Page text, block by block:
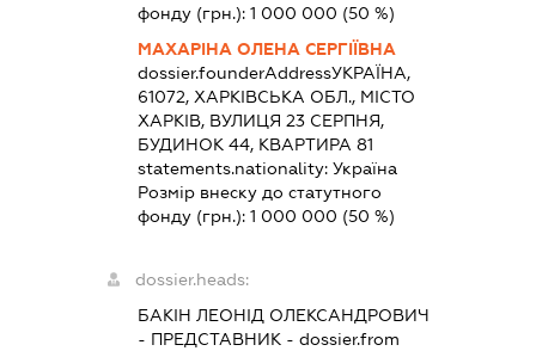
фонду (грн.): 1 000 000 (50 %)
МАХАРІНА ОЛЕНА СЕРГІЇВНА
dossier.founderAddressУКРАЇНА,
61072, ХАРКІВСЬКА ОБЛ., МІСТО
ХАРКІВ, ВУЛИЦЯ 23 СЕРПНЯ,
БУДИНОК 44, КВАРТИРА 81
statements.nationality: Україна
Розмір внеску до статутного
фонду (грн.): 1 000 000 (50 %)
dossier.heads:
БАКІН ЛЕОНІД ОЛЕКСАНДРОВИЧ
- ПРЕДСТАВНИК - dossier.from